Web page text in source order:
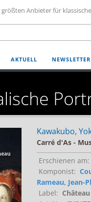
Anbieter für
AKTUELL NEWSLETTER
Kawakubo,
Carré d'As -
Erschienen am:
Komponist:
Rameau, Jean-
Label: